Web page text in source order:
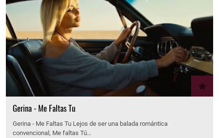
Gerina - Me Faltas Tu
Gerina - Me Faltas Tu Lejos de ser una balada romántica
convencional, Me faltas Tú…